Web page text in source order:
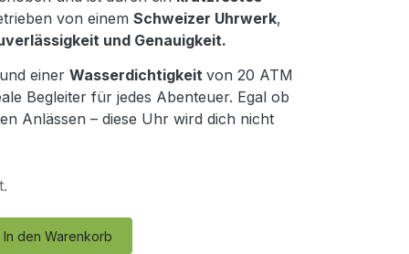
von einem Schweizer Uhrwerk,
und Genauigkeit.
und einer Wasserdichtigkeit von 20 ATM
Begleiter für jedes Abenteuer. Egal ob
Anlässen – diese Uhr wird dich nicht
In den Warenkorb